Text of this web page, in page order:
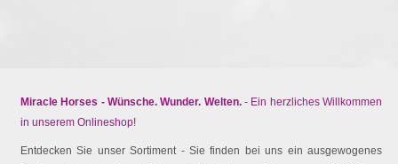
Miracle Horses - Wünsche. Wunder. Welten.- Ein herzliches Willkommen
in unserem Onlineshop!
Entdecken Sie unser Sortiment - Sie finden bei uns ein ausgewogenes